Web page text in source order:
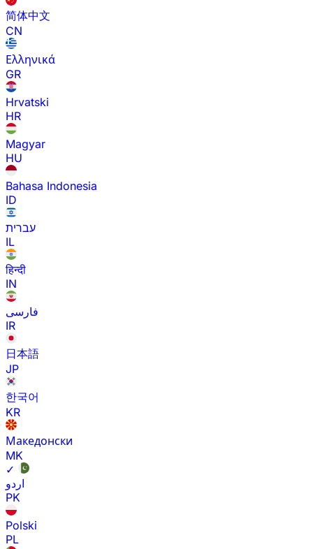
简体中文
CN
Ελληνικά
GR
Hrvatski
HR
Magyar
HU
Bahasa Indonesia
ID
עברית
IL
हिन्दी
IN
فارسی
IR
日本語
JP
한국어
KR
Македонски
MK
✓
اردو
PK
Polski
PL